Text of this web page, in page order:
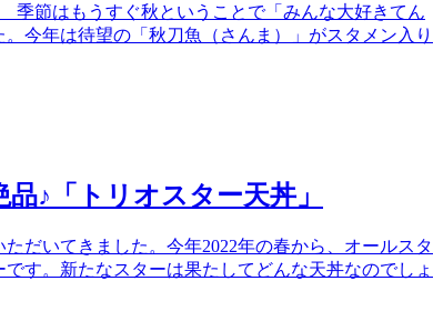
節はもうすぐ秋ということで「みんな大好きてん
今年は待望の「秋刀魚（さんま）」がスタメン入り
♪「トリオスター天丼」
だいてきました。今年2022年の春から、オールスタ
す。新たなスターは果たしてどんな天丼なのでしょ